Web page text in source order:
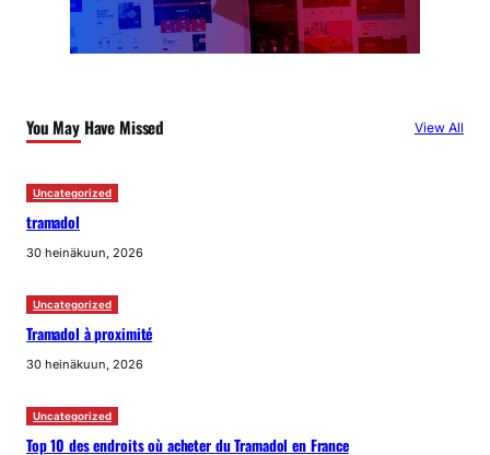
You May Have Missed View All
Uncategorized
tramadol
30 heinäkuun, 2026
Uncategorized
Tramadol à proximité
30 heinäkuun, 2026
Uncategorized
Top 10 des endroits où acheter du Tramadol en France